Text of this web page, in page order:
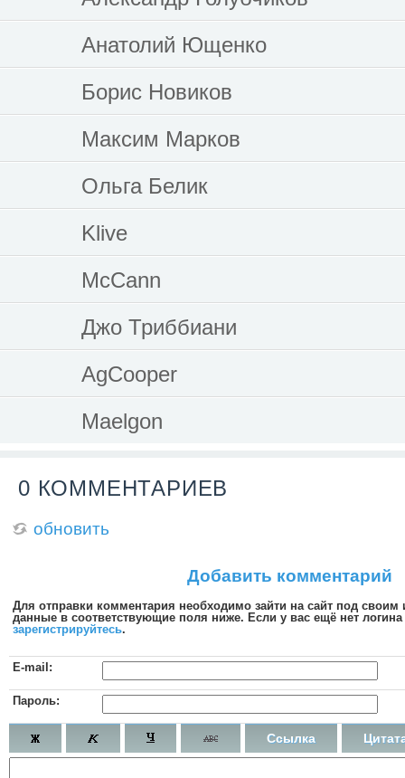
Анатолий Ющенко
Борис Новиков
Максим Марков
Ольга Белик
Klive
McCann
Джо Триббиани
AgCooper
Maelgon
0 КОММЕНТАРИЕВ
обновить
Добавить комментарий
Для отправки комментария необходимо зайти на сайт под
данные в соответствующие поля ниже. Если у вас ещё нет
зарегистрируйтесь.
E-mail:
Пароль:
Ссылка